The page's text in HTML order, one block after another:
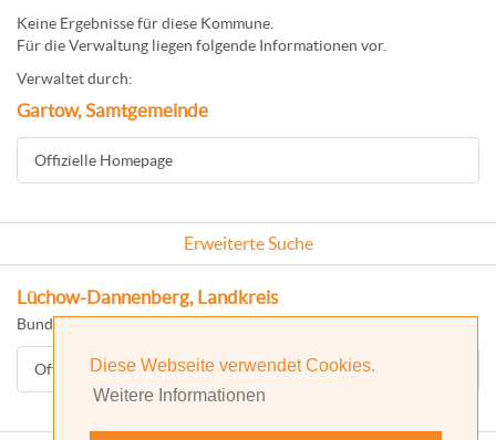
Diese Webseite verwendet Cookies.
Weitere Informationen
Keine Ergebnisse für diese Kommune.
Für die Verwaltung liegen folgende Informationen vor.
Verwaltet durch:
Gartow, Samtgemeinde
Offizielle Homepage
Erweiterte Suche
Lüchow-Dannenberg, Landkreis
Bundesland: Niedersachsen
Offizielle Homepage